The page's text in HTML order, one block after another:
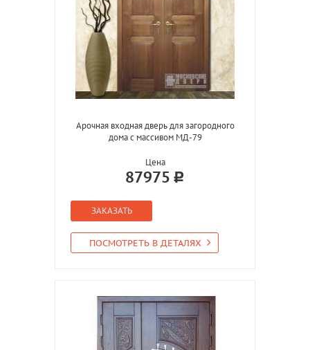
Арочная входная дверь для загородного
дома с массивом МД-79
Цена
87975
ЗАКАЗАТЬ
ПОСМОТРЕТЬ В ДЕТАЛЯХ